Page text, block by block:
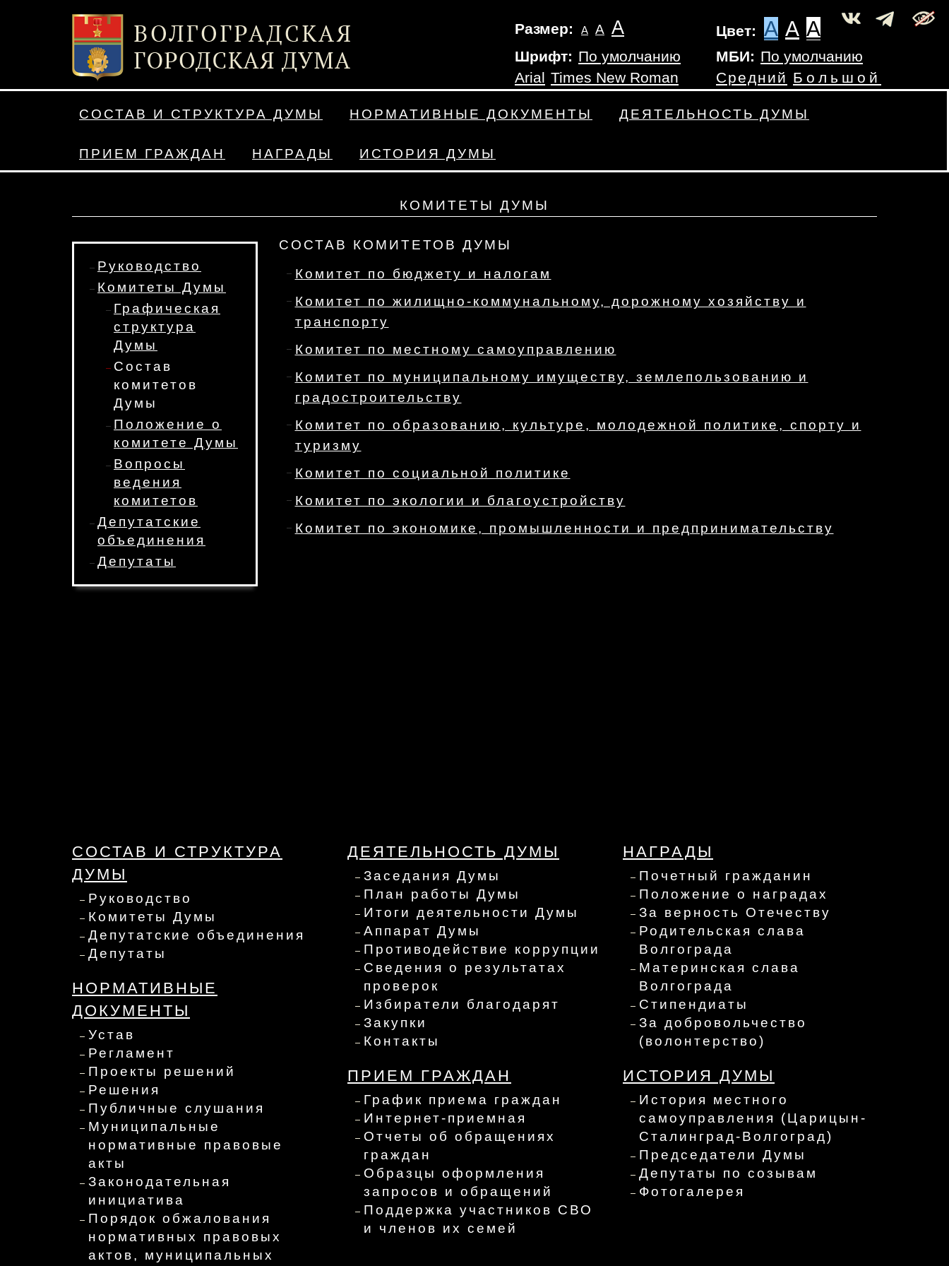
Размер: А А А Цвет: A A A
Шрифт: По умолчанию
Arial Times New Roman
МБИ: По умолчанию
Средний Большой
СОСТАВ И СТРУКТУРА ДУМЫ НОРМАТИВНЫЕ ДОКУМЕНТЫ ДЕЯТЕЛЬНОСТЬ ДУМЫ
ПРИЕМ ГРАЖДАН НАГРАДЫ ИСТОРИЯ ДУМЫ
КОМИТЕТЫ ДУМЫ
Руководство
Комитеты Думы
Графическая
структура
Думы
Состав
комитетов
Думы
Положение о
комитете Думы
Вопросы
ведения
комитетов
Депутатские
объединения
Депутаты
СОСТАВ КОМИТЕТОВ ДУМЫ
Комитет по бюджету и налогам
Комитет по жилищно-коммунальному, дорожному хозяйству и
транспорту
Комитет по местному самоуправлению
Комитет по муниципальному имуществу, землепользованию и
градостроительству
Комитет по образованию, культуре, молодежной политике, спорту и
туризму
Комитет по социальной политике
Комитет по экологии и благоустройству
Комитет по экономике, промышленности и предпринимательству
СОСТАВ И СТРУКТУРА
ДУМЫ
Руководство
Комитеты Думы
Депутатские объединения
Депутаты
НОРМАТИВНЫЕ
ДОКУМЕНТЫ
Устав
Регламент
Проекты решений
Решения
Публичные слушания
Муниципальные
нормативные правовые
акты
Законодательная
инициатива
Порядок обжалования
нормативных правовых
актов, муниципальных
ДЕЯТЕЛЬНОСТЬ ДУМЫ
Заседания Думы
План работы Думы
Итоги деятельности Думы
Аппарат Думы
Противодействие коррупции
Сведения о результатах
проверок
Избиратели благодарят
Закупки
Контакты
ПРИЕМ ГРАЖДАН
График приема граждан
Интернет-приемная
Отчеты об обращениях
граждан
Образцы оформления
запросов и обращений
Поддержка участников СВО
и членов их семей
НАГРАДЫ
Почетный гражданин
Положение о наградах
За верность Отечеству
Родительская слава
Волгограда
Материнская слава
Волгограда
Стипендиаты
За добровольчество
(волонтерство)
ИСТОРИЯ ДУМЫ
История местного
самоуправления (Царицын-
Сталинград-Волгоград)
Председатели Думы
Депутаты по созывам
Фотогалерея